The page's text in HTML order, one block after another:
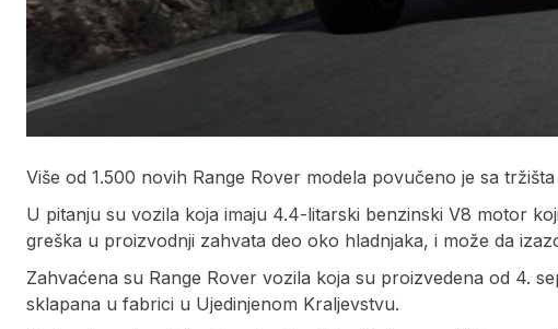
Više od 1.500 novih Range Rover modela povučeno je sa
U pitanju su vozila koja imaju 4.4-litarski benzinski V8 motor
greška u proizvodnji zahvata deo oko hladnjaka, i može da
Zahvaćena su Range Rover vozila koja su proizvedena od 4.
sklapana u fabrici u Ujedinjenom Kraljevstvu.